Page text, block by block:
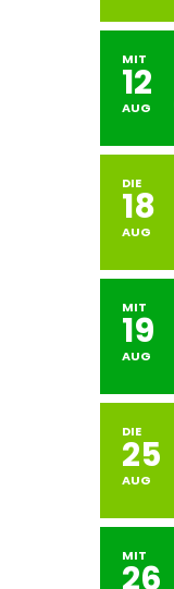
MIT
12
AUG
DIE
18
AUG
MIT
19
AUG
DIE
25
AUG
MIT
26